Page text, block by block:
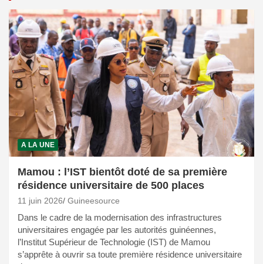
A LA UNE
Mamou : l’IST bientôt doté de sa première
résidence universitaire de 500 places
11 juin 2026 Guineesource
Dans le cadre de la modernisation des infrastructures
universitaires engagée par les autorités guinéennes,
l’Institut Supérieur de Technologie (IST) de Mamou
s’apprête à ouvrir sa toute première résidence universitaire